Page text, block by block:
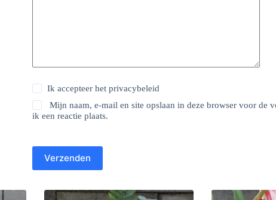
Ik accepteer het privacybeleid
Mijn naam, e-mail en site opslaan in deze browser voor de
ik een reactie plaats.
Verzenden